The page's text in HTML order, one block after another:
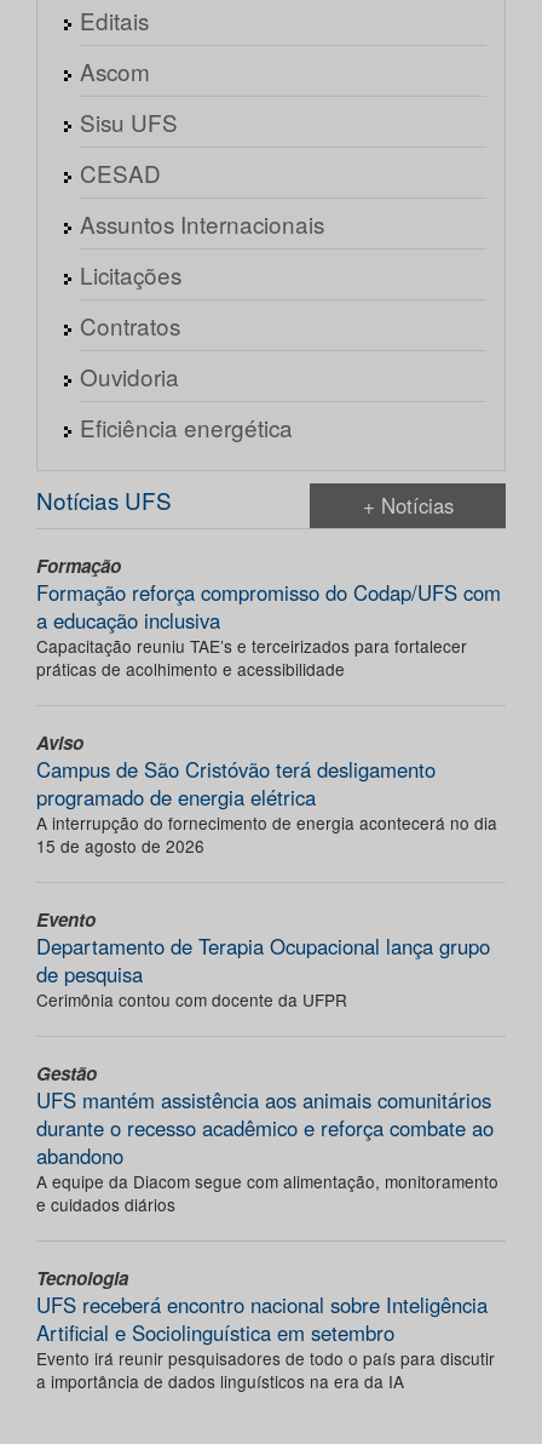
Editais
Ascom
Sisu UFS
CESAD
Assuntos Internacionais
Licitações
Contratos
Ouvidoria
Eficiência energética
Notícias UFS + Notícias
Formação
Formação reforça compromisso do Codap/UFS com
a educação inclusiva
Capacitação reuniu TAE’s e terceirizados para fortalecer
práticas de acolhimento e acessibilidade
Aviso
Campus de São Cristóvão terá desligamento
programado de energia elétrica
A interrupção do fornecimento de energia acontecerá no dia
15 de agosto de 2026
Evento
Departamento de Terapia Ocupacional lança grupo
de pesquisa
Cerimônia contou com docente da UFPR
Gestão
UFS mantém assistência aos animais comunitários
durante o recesso acadêmico e reforça combate ao
abandono
A equipe da Diacom segue com alimentação, monitoramento
e cuidados diários
Tecnologia
UFS receberá encontro nacional sobre Inteligência
Artificial e Sociolinguística em setembro
Evento irá reunir pesquisadores de todo o país para discutir
a importância de dados linguísticos na era da IA